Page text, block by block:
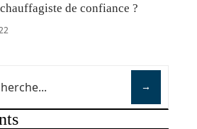
de confiance ?